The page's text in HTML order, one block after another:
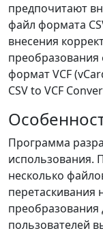
предпочитают
файл формата
внесения
преобразования
формат VCF
CSV to VCF
Программа
использования.
несколько
перетаскивания
преобразования
пользователей